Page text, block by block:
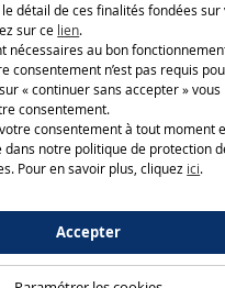
détail de ces finalités fondées sur
sur ce lien.
nécessaires au bon
consentement n’est pas requis
« continuer sans accepter » vous
consentement.
consentement à tout moment
dans notre politique de protection
Pour en savoir plus, cliquez ici.
Accepter